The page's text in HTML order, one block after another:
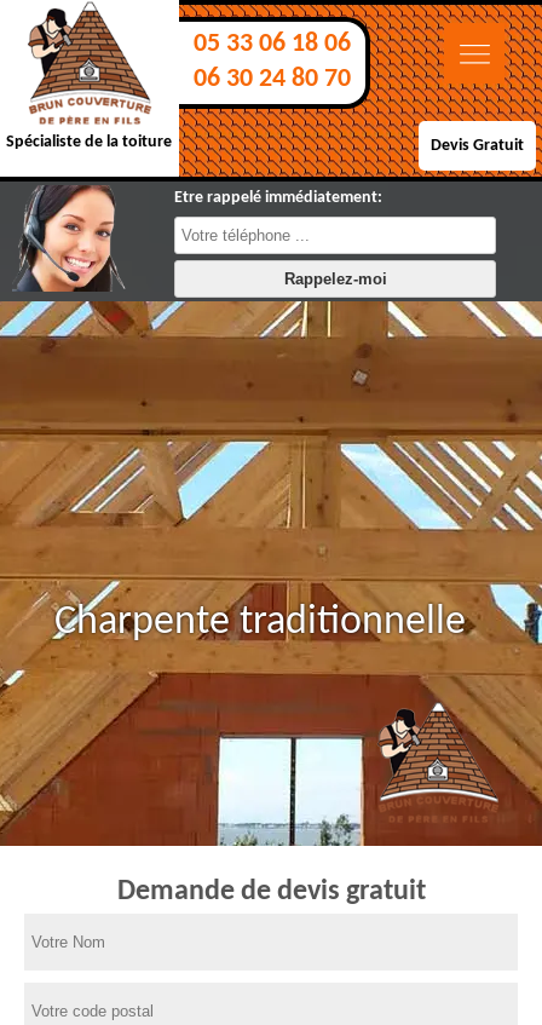
Spécialiste de la toiture
05 33 06 18 06
06 30 24 80 70
Devis Gratuit
Etre rappelé immédiatement:
Charpente traditionnelle
Demande de devis gratuit